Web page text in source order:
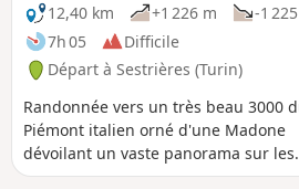
12,40 km
+1 226 m
-1
7h 05
Difficile
Départ à Sestrières (Turin)
Randonnée vers un très beau 3000
Piémont italien orné d'une Madone
dévoilant un vaste panorama sur les
Alpes françaises, italiennes et sur le